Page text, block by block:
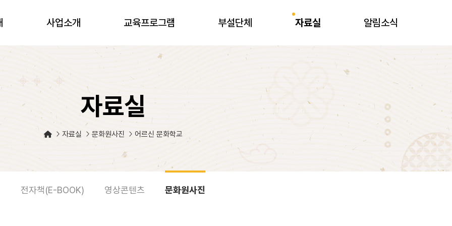
사업소개 교육프로그램 부설단체 자료실 알림소식
자료실
자료실 문화원사진 어르신 문화학교
전자책(E-BOOK) 영상콘텐츠 문화원사진